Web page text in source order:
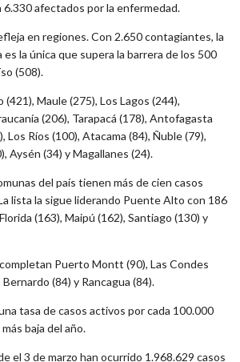
afectados por la enfermedad.
en regiones. Con 2.650 contagiantes, la
la única que supera la barrera de los 500
(508).
Maule (275), Los Lagos (244),
(206), Tarapacá (178), Antofagasta
Los Ríos (100), Atacama (84), Ñuble (79),
Aysén (34) y Magallanes (24).
del país tienen más de cien casos
lista la sigue liderando Puente Alto con 186
(163), Maipú (162), Santiago (130) y
Puerto Montt (90), Las Condes
(84) y Rancagua (84).
tasa de casos activos por cada 100.000
baja del año.
el 3 de marzo han ocurrido 1.968.629 casos